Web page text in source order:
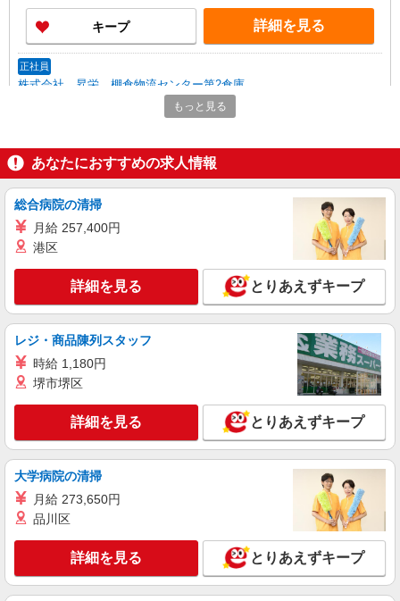
キープ 詳細を見る
正社員
株式会社 昇栄 棚倉物流センター第2倉庫
倉庫内フォークリフト作業
福島県棚倉町大字天王内字南新田112
キープ 詳細を見る
もっと見る
あなたにおすすめの求人情報
総合病院の清掃
月給 257,400円
港区
詳細を見る とりあえずキープ
レジ・商品陳列スタッフ
時給 1,180円
堺市堺区
詳細を見る とりあえずキープ
大学病院の清掃
月給 273,650円
品川区
詳細を見る とりあえずキープ